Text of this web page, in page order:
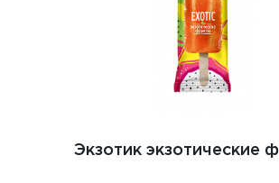
Экзотик экзотические